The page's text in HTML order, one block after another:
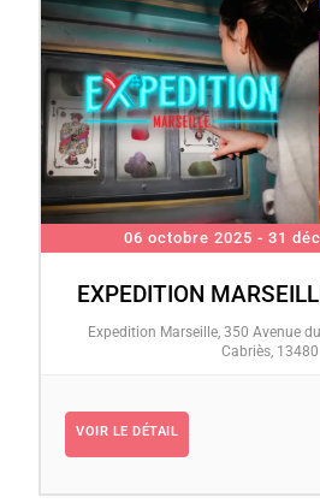
06 octobre 2025 - 31
EXPEDITION
Expedition Marseille, 350 Avenue
Cabriès, 13480
VOIR LE DÉTAIL